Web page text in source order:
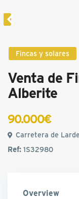
Fincas y solares
Venta de
Alberite
90.000€
Carretera de
Ref:1S32980
Overview